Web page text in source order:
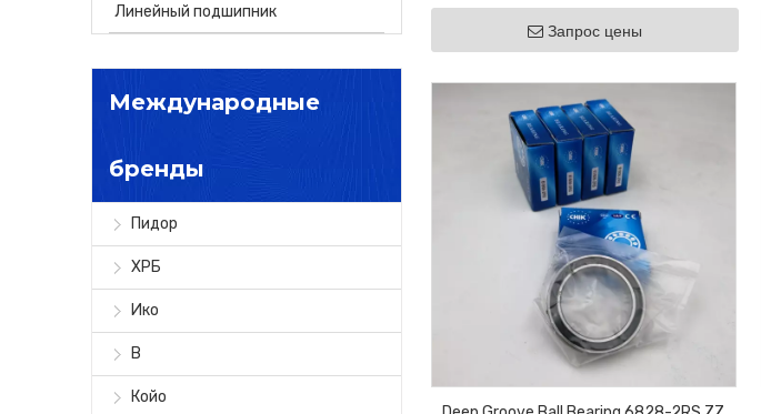
Линейный подшипник
Международные
бренды
Пидор
ХРБ
Ико
В
Койо
Motor Bearing Bicycle Bearing Agricultural
Bearing
Запрос цены